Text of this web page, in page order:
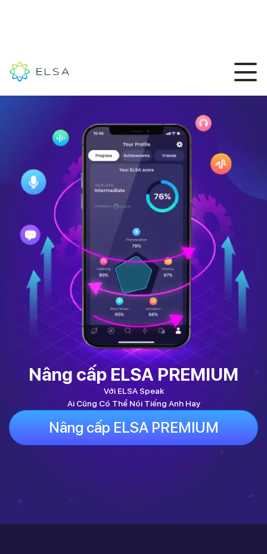
Nâng cấp ELSA PREMIUM
Với ELSA Speak
Ai Cũng Có Thể Nói Tiếng Anh Hay
Nâng cấp ELSA PREMIUM